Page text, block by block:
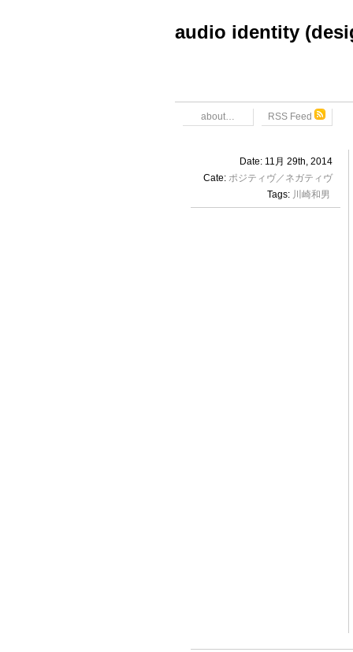
audio identity
about… RSS Feed
Date: 11月 29th, 2014
Cate: ポジティヴ／ネガティヴ
Tags: 川崎和男